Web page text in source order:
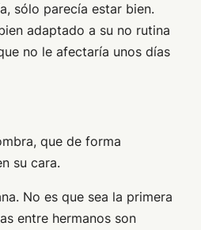
sólo parecía estar bien.
adaptado a su no rutina
no le afectaría unos días
que de forma
su cara.
No es que sea la primera
entre hermanos son